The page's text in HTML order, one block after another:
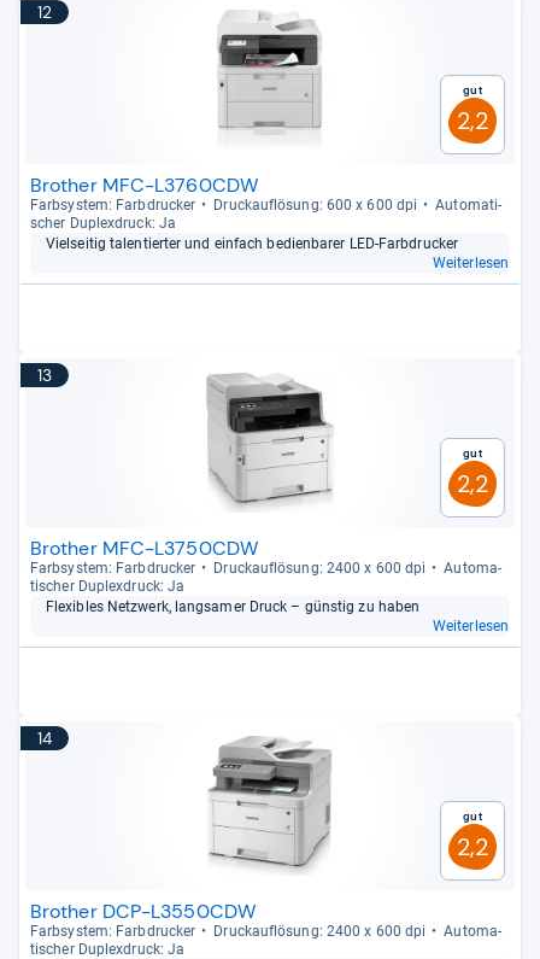
12
Gut
2,2
Brother MFC-L3760CDW
Farb­sys­tem: Farb­dru­cker Druck­auf­lö­sung: 600 x 600 dpi
Auto­ma­ti­
scher Duplex­druck: Ja
Viel­sei­tig talen­tier­ter und ein­fach bedien­ba­rer LED-​Farb­dru­cker
Weiterlesen
13
Gut
2,2
Brother MFC-L3750CDW
Farb­sys­tem: Farb­dru­cker Druck­auf­lö­sung: 2400 x 600 dpi
Auto­ma­
ti­scher Duplex­druck: Ja
Fle­xibles Netz­werk, lang­sa­mer Druck – güns­tig zu haben
Weiterlesen
14
Gut
2,2
Brother DCP-L3550CDW
Farb­sys­tem: Farb­dru­cker Druck­auf­lö­sung: 2400 x 600 dpi
Auto­ma­
ti­scher Duplex­druck: Ja